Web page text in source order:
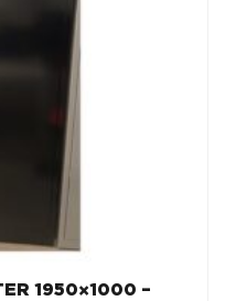
1950×1000 –